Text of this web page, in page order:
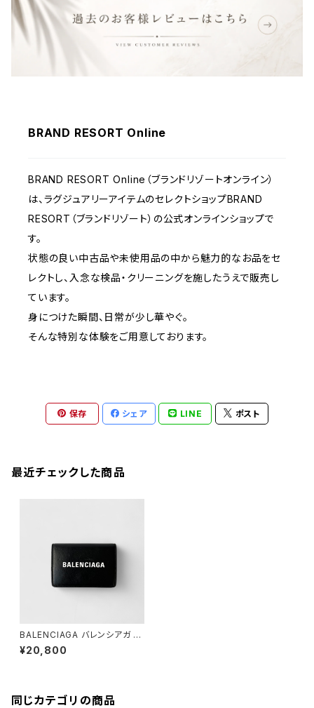
ウェア
BRAND RESORT Online
BRAND RESORT Online（ブランドリゾートオンライン）
は、ラグジュアリーアイテムのセレクトショップBRAND
RESORT（ブランドリゾート）の公式オンラインショップで
す。
状態の良い中古品や未使用品の中から魅力的なお品をセ
レクトし、入念な検品・クリーニングを施したうえで販売し
ています。
身につけた瞬間、日常が少し華やぐ。
そんな特別な体験をご用意しております。
保存 シェア LINE ポスト
最近チェックした商品
BALENCIAGA バレンシアガ エ
ブリデイ ミニウォレット
¥20,800
同じカテゴリの商品